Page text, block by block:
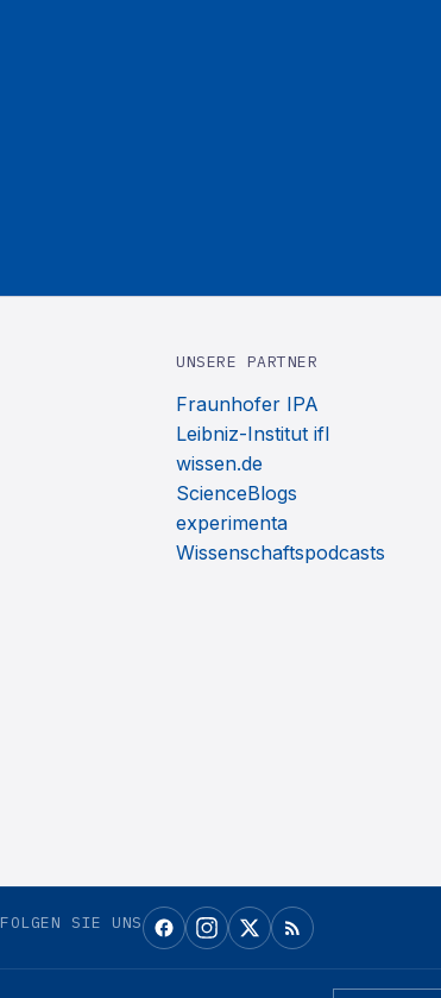
UNSERE PARTNER
Fraunhofer IPA
Leibniz-Institut ifl
wissen.de
ScienceBlogs
experimenta
Wissenschaftspodcasts
FOLGEN SIE UNS